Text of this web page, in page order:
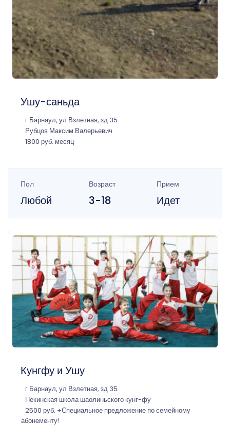
Ушу-саньда
г Барнаул, ул Взлетная, зд 35
Рубцов Максим Валерьевич
1800 руб. месяц
Пол
Любой
Возраст
3-18
Прием
Идет
Кунгфу и Ушу
г Барнаул, ул Взлетная, зд 35
Пекинская школа шаолиньского кунг-фу
2500 руб. +Специальное предложение по семейному
абонементу!